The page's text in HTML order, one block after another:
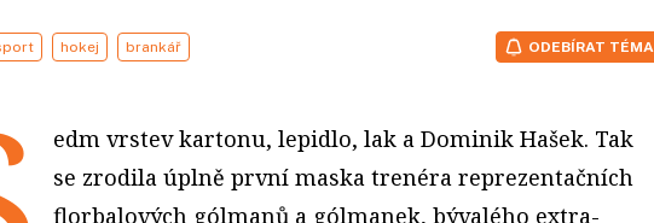
hokej brankář ODEBÍRAT TÉMA
edm vrstev kartonu, lepidlo, lak a Dominik Hašek. Tak
se zrodila úplně první maska trenéra reprezentačních
florbalových gólmanů a gólmanek, bývalého extra­